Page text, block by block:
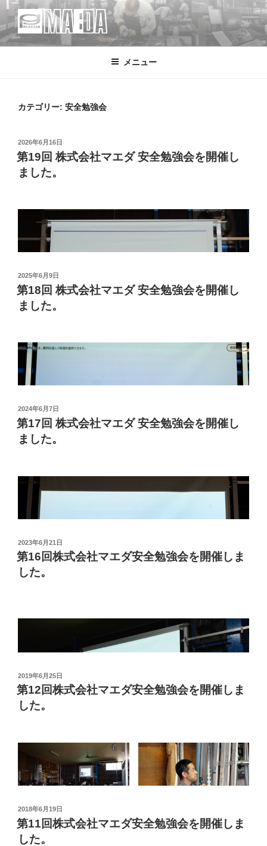
テ
ン
MAEDA
株式会社マエダ 鋼製建具・装飾金物製品・強化ガラス製品・装飾アク
リル製品・サイン の 設計・デザイン・製作・施工
メニュー
カテゴリー: 安全勉強会
投
稿
日:
2026年6月16日
第19回 株式会社マエダ 安全勉強会を開催し
ました。
安全勉強会2026 01
今年は弊社産業医の加藤先生に健康診断やメタボリック
シンドローム、生活習慣病についてご講話いただきまし
生活習慣病は自覚症状が少ない一方で、さまざまな重大
疾患のリスク要因となること、また健康維持のためには
重要であることを改めて学ぶ機会となりました。
講話の後には、社員全員で安全スローガンを唱和し、安
今後も安全と健康を第一に、より良い職場環境づくりに
投
稿
日:
2025年6月9日
第18回 株式会社マエダ 安全勉強会を開催し
ました。
今年は、弊社産業医の加藤先生に「アンガーマネジメン
ト」についての講話をしていただきました。
アンガーマネジメントとは「怒りと上手に付き合う技
術」。
学びました。
最後に2025年度の全国安全週間スローガンである「多様
会しました。
投
稿
日:
2024年6月7日
第17回 株式会社マエダ 安全勉強会を開催し
ました。
今年は、弊社産業医の加藤先生に「ストレスマネジメン
ト」についての講話をしていただきました。
ストレスに対する心と体の反応と行動を知ることから始
まり、セルフケアの重要性であること、睡眠、食事、運
動の大切さや、心と体を休める方法を学びました。
に気付くあなたの目 そして摘み取る危険の芽 みんな
で築く職場の安全」を全員で唱和して閉会しました。
投
稿
日:
2023年6月21日
第16回株式会社マエダ安全勉強会を開催しま
した。
第16回株式会社マエダ安全勉強会
リアル開催としては４年ぶりに、安全勉強会を開催しま
催は中止しWeb配信で開催していました。
久しぶりのリアル開催のテーマは「人間工学的要因によ
投
稿
日:
2019年6月25日
第12回株式会社マエダ安全勉強会を開催しま
した。
投
稿
日:
2018年6月19日
第11回株式会社マエダ安全勉強会を開催しま
した。